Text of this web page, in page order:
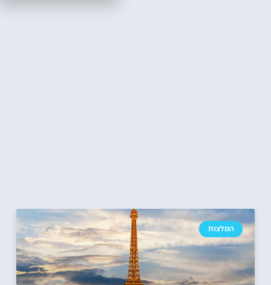
המלצות